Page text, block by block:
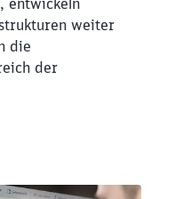
entwickeln
weiter
die
der